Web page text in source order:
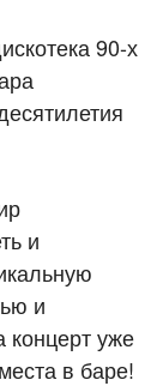
90-х
и
и
уже
в баре!